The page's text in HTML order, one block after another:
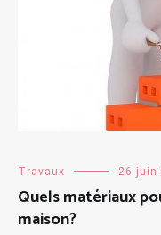
Travaux 26 juin
Quels matériaux
maison?